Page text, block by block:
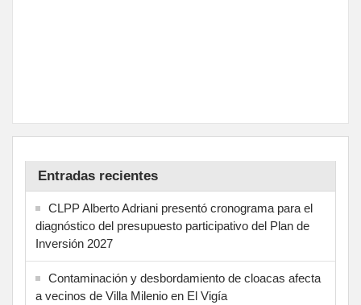
Entradas recientes
CLPP Alberto Adriani presentó cronograma para el
diagnóstico del presupuesto participativo del Plan de
Inversión 2027
Contaminación y desbordamiento de cloacas afecta
a vecinos de Villa Milenio en El Vigía